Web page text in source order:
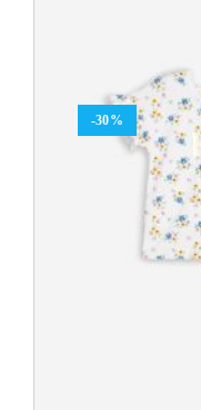
-30%